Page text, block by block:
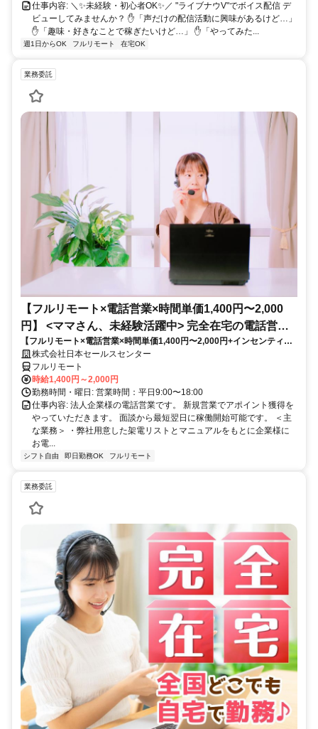
仕事内容: ＼✨未経験・初心者OK✨／ "ライブナウV"でボイス配信 デ
ビューしてみませんか？ ✋「声だけの配信活動に興味があるけど…」
✋「趣味・好きなことで稼ぎたいけど…」 ✋「やってみた...
週1日からOK フルリモート 在宅OK
業務委託
【フルリモート×電話営業×時間単価1,400円〜2,000
円】 <ママさん、未経験活躍中> 完全在宅の電話営業
で家庭と仕事の両立を実現
【フルリモート×電話営業×時間単価1,400円〜2,000円+インセンティブ
あり】 ＜ママさん、未経験活躍中＞ 完全在宅の電話営業で家庭と仕事の
両立を実現
株式会社日本セールスセンター
フルリモート
時給1,400円～2,000円
勤務時間・曜日: 営業時間：平日9:00〜18:00
仕事内容: 法人企業様の電話営業です。 新規営業でアポイント獲得を
やっていただきます。 面談から最短翌日に稼働開始可能です。 ＜主
な業務＞ ・弊社用意した架電リストとマニュアルをもとに企業様に
お電...
シフト自由 即日勤務OK フルリモート
業務委託